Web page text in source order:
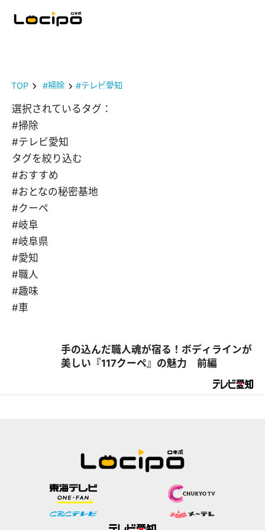
TOP #掃除 #テレビ愛知
選択されているタグ：
#掃除
#テレビ愛知
タグを絞り込む
#おすすめ
#おとなの秘密基地
#クーペ
#岐阜
#岐阜県
#愛知
#職人
#趣味
#車
手の込んだ職人魂が宿る！ボディラインが
美しい『117クーペ』の魅力 前編